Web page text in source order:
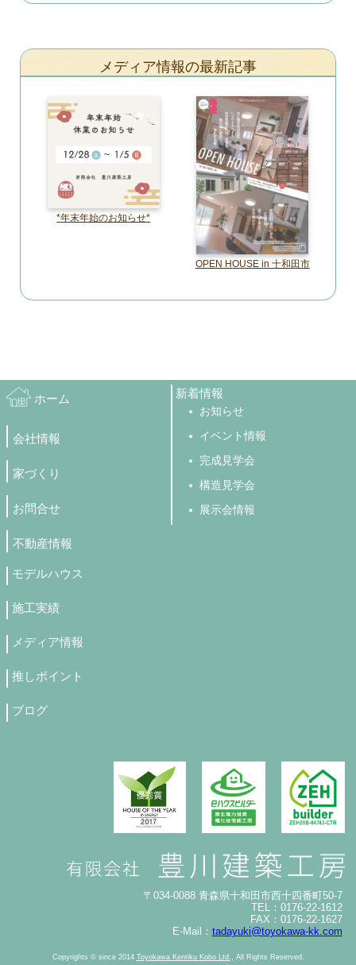
メディア情報の最新記事
*年末年始のお知らせ*
OPEN HOUSE in 十和田市
ホーム
会社情報
家づくり
お問合せ
不動産情報
新着情報
お知らせ
イベント情報
完成見学会
構造見学会
展示会情報
モデルハウス
施工実績
メディア情報
推しポイント
ブログ
〒034-0088 青森県十和田市西十四番町50-7
TEL：0176-22-1612
FAX：0176-22-1627
E-Mail： tadayuki@toyokawa-kk.com
Copyrights © since 2014 Toyokawa Kentiku Kobo Ltd., All Rights Reserved.